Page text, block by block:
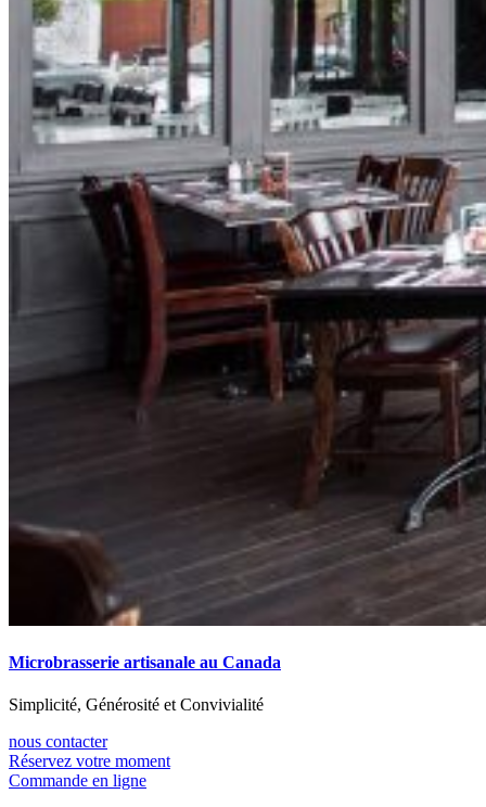
Microbrasserie artisanale au Canada
Simplicité, Générosité et Convivialité
nous contacter
Réservez votre moment
Commande en ligne